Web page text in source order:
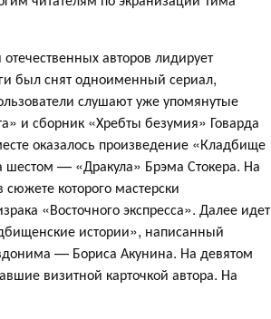
авторов лидирует
был снят одноименный сериал,
слушают уже упомянутые
и сборник «Хребты безумия» Говарда
оказалось произведение «Кладбище
— «Дракула» Брэма Стокера. На
которого мастерски
«Восточного экспресса». Далее идет
истории», написанный
— Бориса Акунина. На девятом
визитной карточкой автора. На